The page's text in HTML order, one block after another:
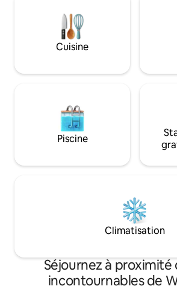
voyageurs d'affaires et les familles.
Cuisine
Piscine
Climatisation
Séjournez à proximité
incontournables de